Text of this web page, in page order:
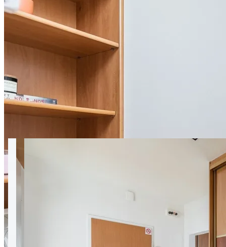
Pirenejska 20 room 2
SuperApart